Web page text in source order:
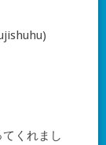
くれまし